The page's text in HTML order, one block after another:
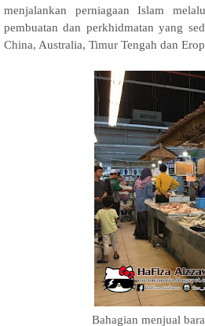
menjalankan perniagaan Islam
pembuatan dan perkhidmatan yang
China, Australia, Timur Tengah dan
Bahagian menjual